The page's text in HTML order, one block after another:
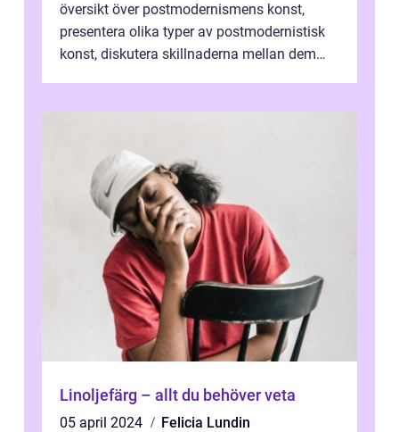
översikt över postmodernismens konst,
presentera olika typer av postmodernistisk
konst, diskutera skillnaderna mellan dem
Linoljefärg – allt du behöver veta
05 april 2024
Felicia Lundin